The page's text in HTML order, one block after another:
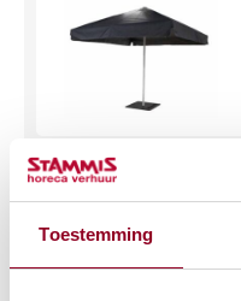
Toestemming
Parasol 3 x 3 mtr.
(incl. voet)
Antraciet
€60,07